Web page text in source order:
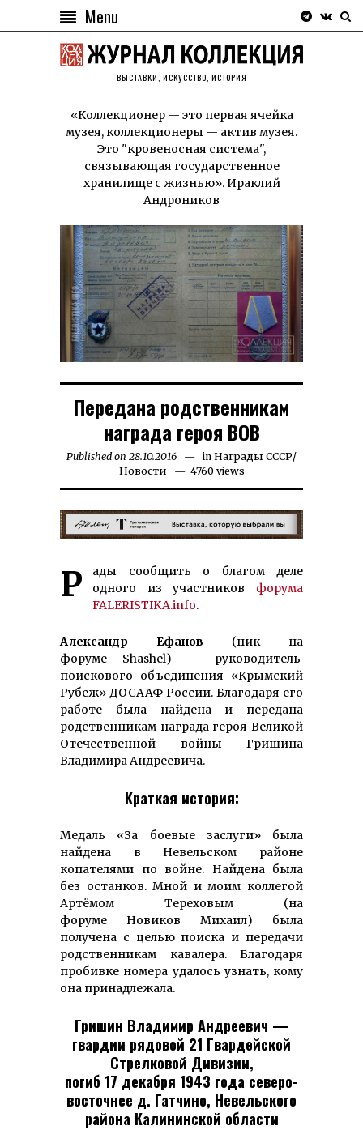
Menu
ВЫСТАВКИ, ИСКУССТВО, ИСТОРИЯ
«Коллекционер — это первая ячейка
музея, коллекционеры — актив музея.
Это "кровеносная система",
связывающая государственное
хранилище с жизнью». Ираклий
Андроников
Передана родственникам
награда героя ВОВ
Published on 28.10.2016 10.03.2023
in Награды СССР/
Новости
4760 views
Рады сообщить о благом деле одного из участников форума
FALERISTIKA.info.
Александр Ефанов (ник на
форуме Shashel) — руководитель
поискового объединения «Крымский
Рубеж» ДОСААФ России. Благодаря его
работе была найдена и передана
родственникам награда героя Великой
Отечественной войны Гришина
Владимира Андреевича.
Краткая история:
Медаль «За боевые заслуги» была
найдена в Невельском районе
копателями по войне. Найдена была
без останков. Мной и моим коллегой
Артёмом Тереховым (на
форуме Новиков Михаил) была
получена с целью поиска и передачи
родственникам кавалера. Благодаря
пробивке номера удалось узнать, кому
она принадлежала.
Гришин Владимир Андреевич —
гвардии рядовой 21 Гвардейской
Стрелковой Дивизии,
погиб 17 декабря 1943 года северо-
восточнее д. Гатчино, Невельского
района Калининской области